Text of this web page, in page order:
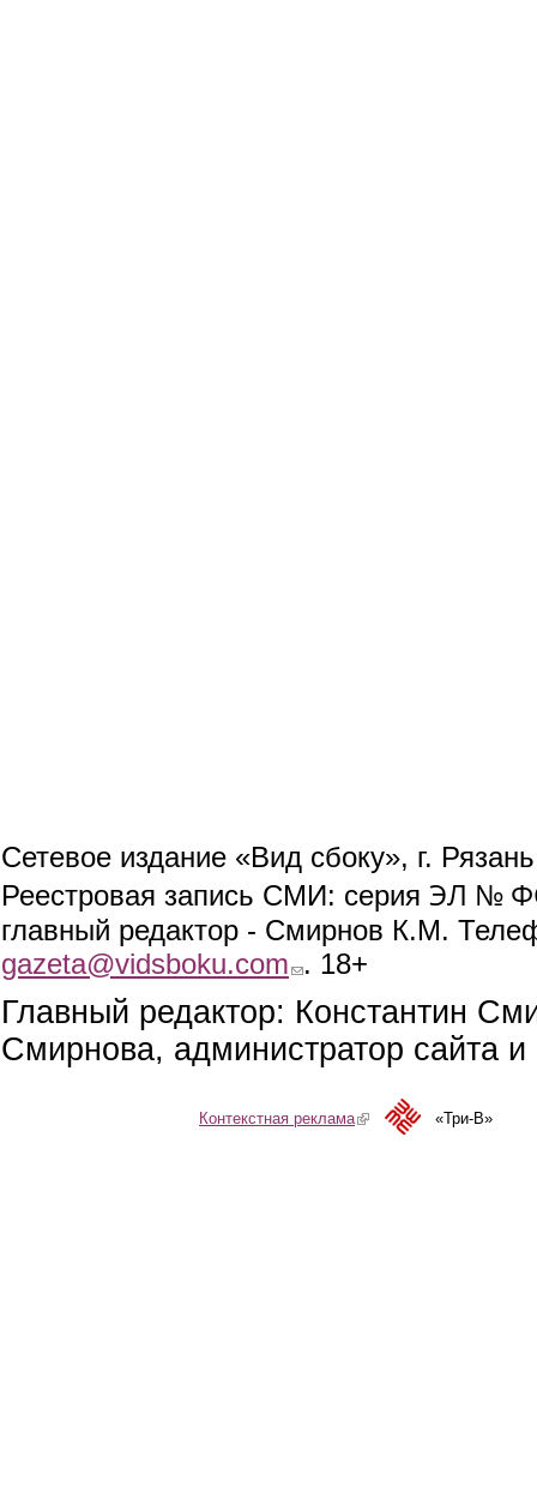
Сетевое издание «Вид сбоку», г.
Реестровая запись СМИ: серия ЭЛ №
главный редактор - Смирнов К.М.
gazeta@vidsboku.com (link sends e-mail)
. 18+
Главный редактор: Константин
Смирнова, администратор сайта
Контекстная реклама(link is external)«Три-В»